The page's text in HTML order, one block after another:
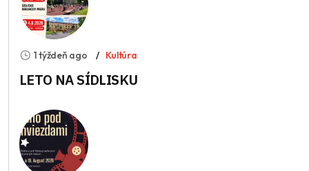
1 týždeň ago Kultúra
LETO NA SÍDLISKU